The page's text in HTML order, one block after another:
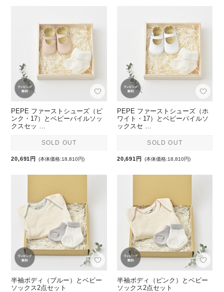
PEPE ファーストシューズ（ピ
ンク・17）とベビーパイルソッ
クスセッ …
SOLD OUT
20,691円 (本体価格:18,810円)
PEPE ファーストシューズ（ホ
ワイト・17）とベビーパイルソ
ックスセ …
SOLD OUT
20,691円 (本体価格:18,810円)
半袖ボディ（ブルー）とベビー
ソックス2点セット
半袖ボディ（ピンク）とベビー
ソックス2点セット